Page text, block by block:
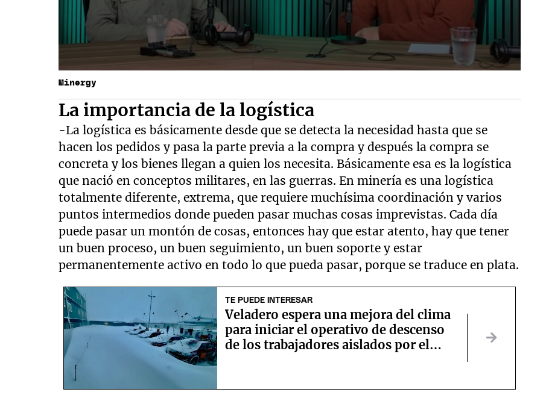
Minergy
La importancia de la logística
-La logística es básicamente desde que se detecta la necesidad hasta que se
hacen los pedidos y pasa la parte previa a la compra y después la compra se
concreta y los bienes llegan a quien los necesita. Básicamente esa es la logística
que nació en conceptos militares, en las guerras. En minería es una logística
totalmente diferente, extrema, que requiere muchísima coordinación y varios
puntos intermedios donde pueden pasar muchas cosas imprevistas. Cada día
puede pasar un montón de cosas, entonces hay que estar atento, hay que tener
un buen proceso, un buen seguimiento, un buen soporte y estar
permanentemente activo en todo lo que pueda pasar, porque se traduce en plata.
TE PUEDE INTERESAR
Veladero espera una mejora del clima
para iniciar el operativo de descenso
de los trabajadores aislados por el